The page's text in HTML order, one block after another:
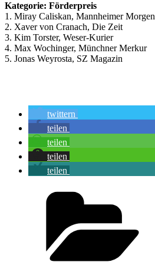
Kategorie: Förderpreis
1. Miray Caliskan, Mannheimer Morgen
2. Xaver von Cranach, Die Zeit
3. Kim Torster, Weser-Kurier
4. Max Wochinger, Münchner Merkur
5. Jonas Weyrosta, SZ Magazin
twittern
teilen
teilen
teilen
teilen